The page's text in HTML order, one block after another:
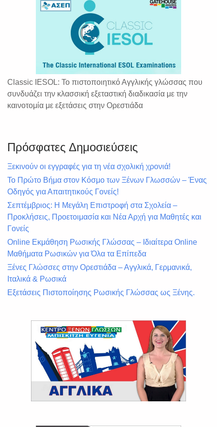
Classic IESOL: Το πιστοποιητικό Αγγλικής γλώσσας που
συνδυάζει την κλασσική εξεταστική διαδικασία με την
καινοτομία με εξετάσεις στην Ορεστιάδα
Πρόσφατες Δημοσιεύσεις
Ξεκινούν οι εγγραφές για τη νέα σχολική χρονιά!
Το Πρώτο Βήμα στον Κόσμο των Ξένων Γλωσσών – Ένας
Οδηγός για Απαιτητικούς Γονείς!
Σεπτέμβριος: Η Μεγάλη Επιστροφή στα Σχολεία –
Προκλήσεις, Προετοιμασία και Νέα Αρχή για Μαθητές και
Γονείς
Online Εκμάθηση Ρωσικής Γλώσσας – Ιδιαίτερα Online
Μαθήματα Ρωσικών για Όλα τα Επίπεδα
Ξένες Γλώσσες στην Ορεστιάδα – Αγγλικά, Γερμανικά,
Ιταλικά & Ρωσικά
Εξετάσεις Πιστοποίησης Ρωσικής Γλώσσας ως Ξένης.